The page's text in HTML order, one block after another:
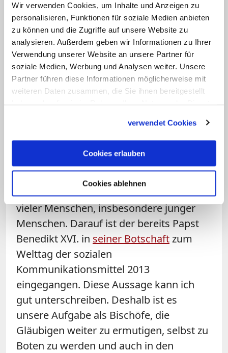
Wir verwenden Cookies, um Inhalte und Anzeigen zu
personalisieren, Funktionen für soziale Medien anbieten
zu können und die Zugriffe auf unsere Website zu
analysieren. Außerdem geben wir Informationen zu Ihrer
Verwendung unserer Website an unsere Partner für
soziale Medien, Werbung und Analysen weiter. Unsere
Partner führen diese Informationen möglicherweise mit
weiteren Daten zusammen, die Sie ihnen bereitgestellt
verwendet Cookies
Cookies erlauben
Cookies ablehnen
Kommunikationskanal. Welche Rolle
kann und muss Kirche in den sozialen
Medien spielen?
Fürst:Kommunikation vollzieht sich
überall da, wo Menschen ihren Glauben
die Frohe Botschaft Jesu Christi zu
Freude des Evangeliums alle Menschen
Parallelwelt und auch keine rein virtuelle
Welt, sondern Teil des täglichen Lebens
vieler Menschen, insbesondere junger
Menschen. Darauf ist der bereits Papst
Benedikt XVI. in seiner Botschaftzum
Welttag der sozialen
Kommunikationsmittel 2013
eingegangen. Diese Aussage kann ich
gut unterschreiben. Deshalb ist es
unsere Aufgabe als Bischöfe, die
Gläubigen weiter zu ermutigen, selbst zu
Boten zu werden und auch in den